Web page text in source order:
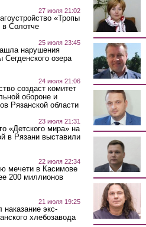
27 июля 21:02
«Тропы
в Солотче
25 июля 23:45
нарушения
озера
24 июля 21:06
создаст комитет
обороне и
Рязанской области
23 июля 21:31
«Детского мира» на
в Рязани выставили
22 июля 22:34
мечети в Касимове
200 миллионов
21 июля 19:25
экс-
хлебозавода